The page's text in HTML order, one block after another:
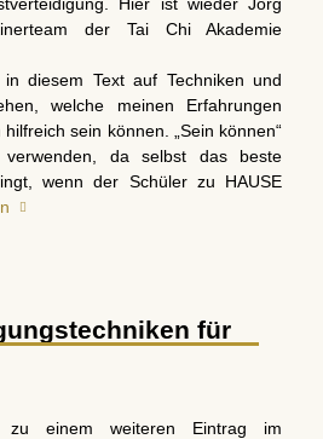
der Tai Chi Akademie
diesem Text auf Techniken und
welche meinen Erfahrungen
sein können. „Sein können“
da selbst das beste
wenn der Schüler zu HAUSE
für
zu einem weiteren Eintrag im